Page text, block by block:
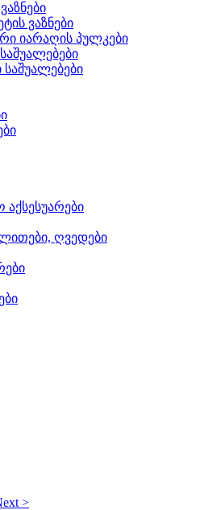
ვაზნები
იარაღის პულკები
საშუალებები
აქსესუარები
ღვედები
>